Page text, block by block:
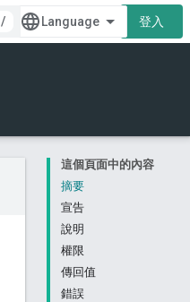
/
登入
這個頁面中的內容
摘要
宣告
說明
權限
傳回值
錯誤